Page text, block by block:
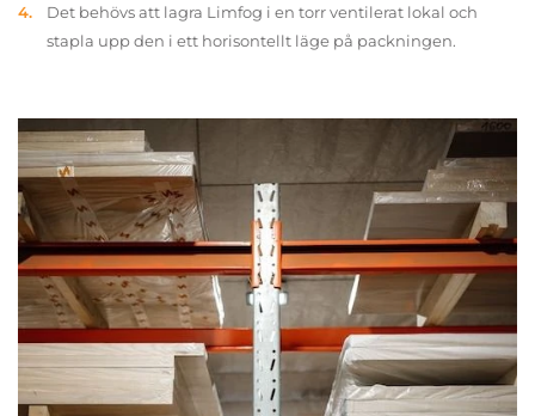
Det behövs att lagra Limfog i en torr ventilerat lokal och
stapla upp den i ett horisontellt läge på packningen.